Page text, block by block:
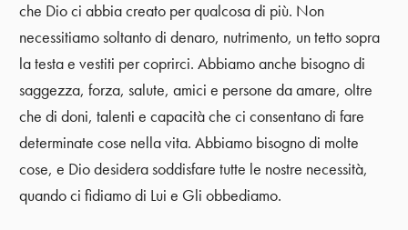
che Dio ci abbia creato per qualcosa di più. Non
necessitiamo soltanto di denaro, nutrimento, un tetto sopra
la testa e vestiti per coprirci. Abbiamo anche bisogno di
saggezza, forza, salute, amici e persone da amare, oltre
che di doni, talenti e capacità che ci consentano di fare
determinate cose nella vita. Abbiamo bisogno di molte
cose, e Dio desidera soddisfare tutte le nostre necessità,
quando ci fidiamo di Lui e Gli obbediamo.